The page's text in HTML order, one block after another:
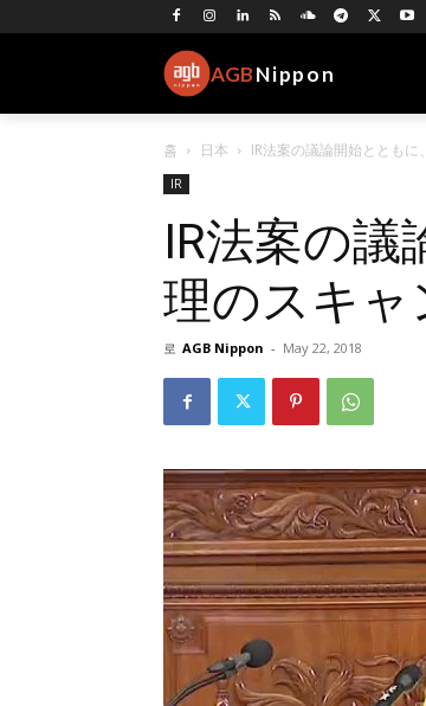
AGBNippon
홈 日本 IR法案の議論開始ととも
IR
IR法案の議
理のスキャ
로 AGB Nippon - May 22, 2018